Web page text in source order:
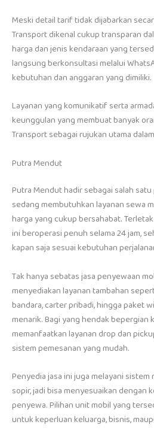
Meski detail tarif tidak dijabarkan
Transport dikenal cukup transparan
harga dan jenis kendaraan yang
langsung berkonsultasi melalui
kebutuhan dan anggaran yang dimiliki.
Layanan yang komunikatif serta
keunggulan yang membuat banyak
Transport sebagai rujukan utama
Putra Mendut
Putra Mendut hadir sebagai salah
sedang membutuhkan layanan sewa
harga yang cukup bersahabat.
ini beroperasi penuh selama 24 jam,
kapan saja sesuai kebutuhan
Tak hanya sebatas jasa penyewaan
menyediakan layanan tambahan
bandara, carter pribadi, hingga paket
menarik. Bagi yang hendak bepergian
memanfaatkan layanan drop dan
sistem pemesanan yang mudah.
Penyedia jasa ini juga melayani
sopir, jadi bisa menyesuaikan dengan
penyewa. Pilihan unit mobil yang
untuk keperluan keluarga, bisnis,